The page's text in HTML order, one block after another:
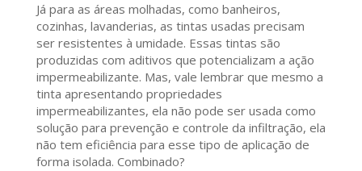
Já para as áreas molhadas, como banheiros,
cozinhas, lavanderias, as tintas usadas precisam
ser resistentes à umidade. Essas tintas são
produzidas com aditivos que potencializam a ação
impermeabilizante. Mas, vale lembrar que mesmo a
tinta apresentando propriedades
impermeabilizantes, ela não pode ser usada como
solução para prevenção e controle da infiltração, ela
não tem eficiência para esse tipo de aplicação de
forma isolada. Combinado?